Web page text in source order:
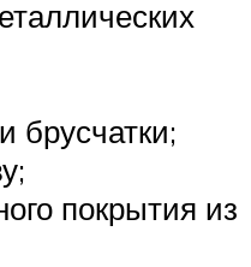
брусчатки;
покрытия из